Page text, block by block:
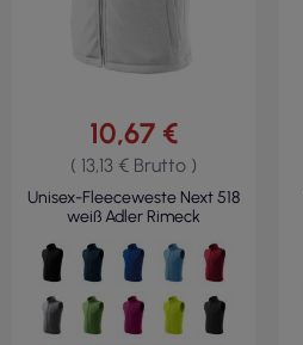
10,67 €
( 13,13 € Brutto )
Unisex-Fleeceweste Next 518
weiß Adler Rimeck